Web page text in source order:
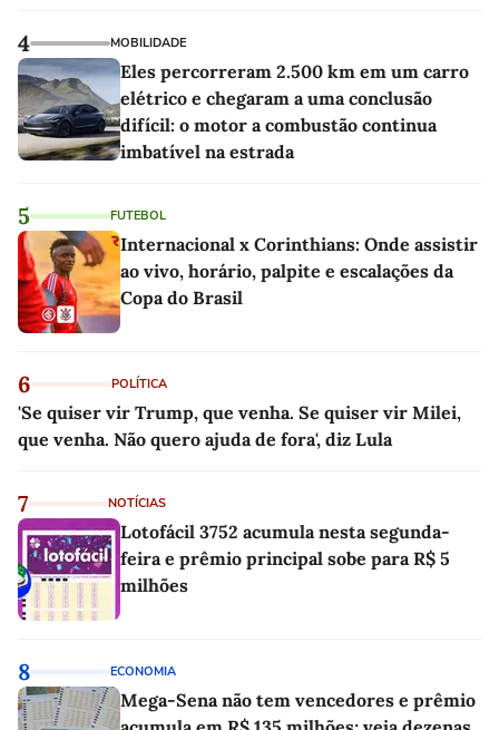
4 MOBILIDADE
Eles percorreram 2.500 km em um carro
elétrico e chegaram a uma conclusão
difícil: o motor a combustão continua
imbatível na estrada
5 FUTEBOL
Internacional x Corinthians: Onde assistir
ao vivo, horário, palpite e escalações da
Copa do Brasil
6 POLÍTICA
'Se quiser vir Trump, que venha. Se quiser vir Milei,
que venha. Não quero ajuda de fora', diz Lula
7 NOTÍCIAS
Lotofácil 3752 acumula nesta segunda-
feira e prêmio principal sobe para R$ 5
milhões
8 ECONOMIA
Mega-Sena não tem vencedores e prêmio